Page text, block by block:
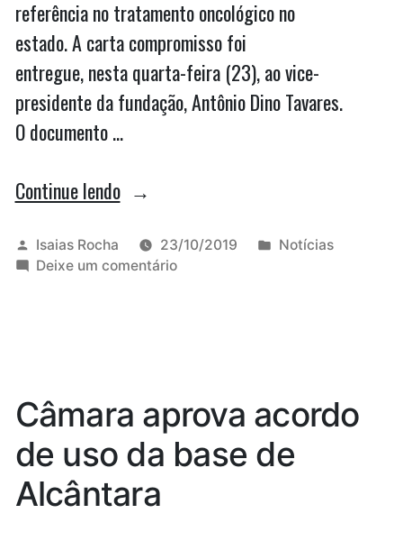
referência no tratamento oncológico no
estado. A carta compromisso foi
entregue, nesta quarta-feira (23), ao vice-
presidente da fundação, Antônio Dino Tavares.
O documento …
Continue lendo“AL
4,2
Aldenora
Belo”
Publicado
por
Isaias Rocha 23/10/2019
Publicado
Notícias
Deixe um comentárioem
emendas
ao
Aldenora
Belo
Câmara aprova acordo
de uso da base de
Alcântara